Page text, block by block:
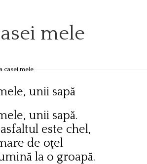
mele
casei mele
unii sapă
unii sapă.
este chel,
de oţel
la o groapă.